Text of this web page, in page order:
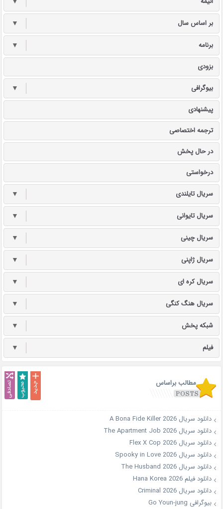
بر اساس سال ▼
برنامه ▼
بزودی
بیوگرافی ▼
پیشنهادی
ترجمه اختصاصی
در حال پخش
درخواستی
سریال تایلندی ▼
سریال تایوانی ▼
سریال چینی ▼
سریال ژاپنی ▼
سریال کره ای ▼
سریال هنگ کنگی ▼
شبکه پخش ▼
فیلم ▼
مطالب براساس
دانلود سریال A Bona Fide Killer 2026
دانلود سریال The Apartment Job 2026
دانلود سریال Flex X Cop 2026
دانلود سریال Spooky in Love 2026
دانلود سریال The Husband 2026
دانلود فیلم Hana Korea 2026
دانلود سریال Criminal 2026
بیوگرافی Go Youn-jung